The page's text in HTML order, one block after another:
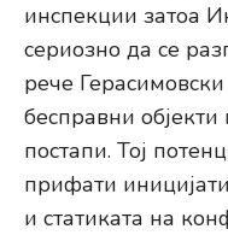
инспекции затоа
сериозно да се
рече
бесправни
постапи. Тој
прифати
и статиката на